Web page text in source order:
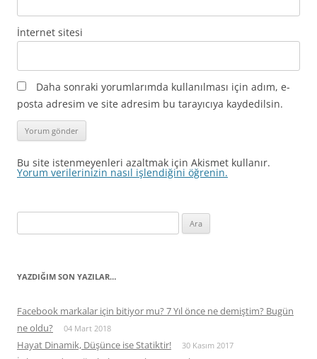
İnternet sitesi
Daha sonraki yorumlarımda kullanılması için adım, e-
posta adresim ve site adresim bu tarayıcıya kaydedilsin.
Bu site istenmeyenleri azaltmak için Akismet kullanır.
Yorum verilerinizin nasıl işlendiğini öğrenin.
YAZDIĞIM SON YAZILAR…
Facebook markalar için bitiyor mu? 7 Yıl önce ne demiştim? Bugün
ne oldu?
04 Mart 2018
Hayat Dinamik, Düşünce ise Statiktir! 30 Kasım 2017